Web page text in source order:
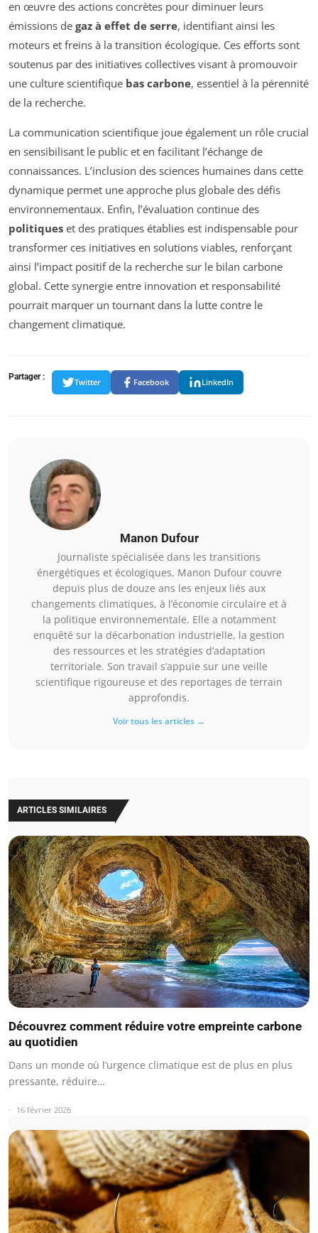
en œuvre des actions concrètes pour diminuer leurs
émissions de gaz à effet de serre, identifiant ainsi les
moteurs et freins à la transition écologique. Ces efforts sont
soutenus par des initiatives collectives visant à promouvoir
une culture scientifique bas carbone, essentiel à la pérennité
de la recherche.
La communication scientifique joue également un rôle crucial
en sensibilisant le public et en facilitant l’échange de
connaissances. L’inclusion des sciences humaines dans cette
dynamique permet une approche plus globale des défis
environnementaux. Enfin, l’évaluation continue des
politiques et des pratiques établies est indispensable pour
transformer ces initiatives en solutions viables, renforçant
ainsi l’impact positif de la recherche sur le bilan carbone
global. Cette synergie entre innovation et responsabilité
pourrait marquer un tournant dans la lutte contre le
changement climatique.
Partager :
Twitter Facebook LinkedIn
Manon Dufour
Journaliste spécialisée dans les transitions
énergétiques et écologiques, Manon Dufour couvre
depuis plus de douze ans les enjeux liés aux
changements climatiques, à l’économie circulaire et à
la politique environnementale. Elle a notamment
enquêté sur la décarbonation industrielle, la gestion
des ressources et les stratégies d’adaptation
territoriale. Son travail s’appuie sur une veille
scientifique rigoureuse et des reportages de terrain
approfondis.
Voir tous les articles →
ARTICLES SIMILAIRES
Découvrez comment réduire votre empreinte carbone
au quotidien
Dans un monde où l’urgence climatique est de plus en plus
pressante, réduire…
16 février 2026